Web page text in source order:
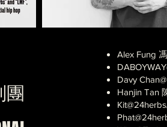
團
Alex Fung
Davy
Hanjin Tan